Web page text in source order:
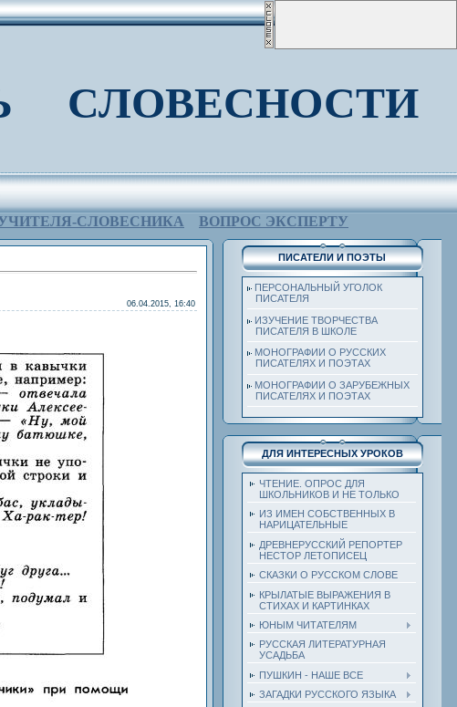
СЛОВЕСНОСТИ
СЛОВЕСНИКА ВОПРОС ЭКСПЕРТУ
06.04.2015, 16:40
ПИСАТЕЛИ И ПОЭТЫ
ПЕРСОНАЛЬНЫЙ УГОЛОК
ПИСАТЕЛЯ
ИЗУЧЕНИЕ ТВОРЧЕСТВА
ПИСАТЕЛЯ В ШКОЛЕ
МОНОГРАФИИ О РУССКИХ
ПИСАТЕЛЯХ И ПОЭТАХ
МОНОГРАФИИ О ЗАРУБЕЖНЫХ
ПИСАТЕЛЯХ И ПОЭТАХ
ДЛЯ ИНТЕРЕСНЫХ УРОКОВ
ЧТЕНИЕ. ОПРОС ДЛЯ
ШКОЛЬНИКОВ И НЕ ТОЛЬКО
ИЗ ИМЕН СОБСТВЕННЫХ В
НАРИЦАТЕЛЬНЫЕ
ДРЕВНЕРУССКИЙ РЕПОРТЕР
НЕСТОР ЛЕТОПИСЕЦ
СКАЗКИ О РУССКОМ СЛОВЕ
КРЫЛАТЫЕ ВЫРАЖЕНИЯ В
СТИХАХ И КАРТИНКАХ
ЮНЫМ ЧИТАТЕЛЯМ
РУССКАЯ ЛИТЕРАТУРНАЯ
УСАДЬБА
ПУШКИН - НАШЕ ВСЕ
ЗАГАДКИ РУССКОГО ЯЗЫКА